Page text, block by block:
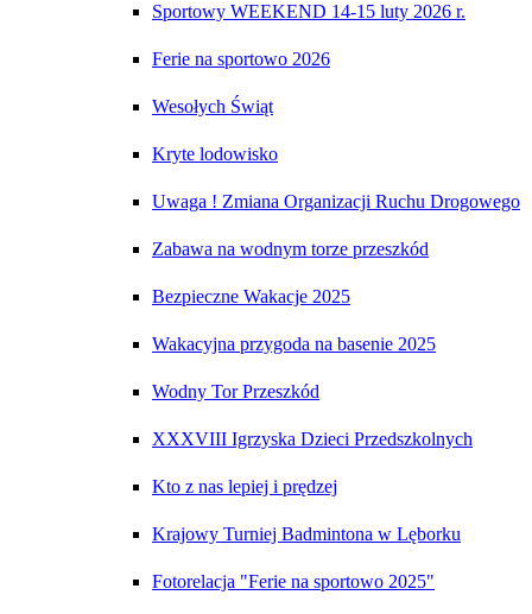
Sportowy WEEKEND 14-15 luty 2026 r.
Ferie na sportowo 2026
Wesołych Świąt
Kryte lodowisko
Uwaga ! Zmiana Organizacji Ruchu Drogowego
Zabawa na wodnym torze przeszkód
Bezpieczne Wakacje 2025
Wakacyjna przygoda na basenie 2025
Wodny Tor Przeszkód
XXXVIII Igrzyska Dzieci Przedszkolnych
Kto z nas lepiej i prędzej
Krajowy Turniej Badmintona w Lęborku
Fotorelacja "Ferie na sportowo 2025"